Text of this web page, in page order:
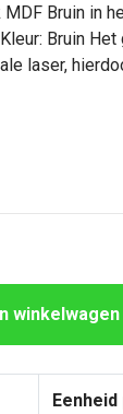
Bruin in
Bruin
laser,
winkelwagen
Eenheid